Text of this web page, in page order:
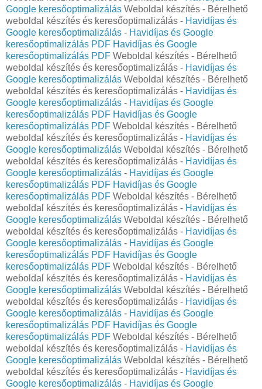
Google keresőoptimalizálás Weboldal készítés - Bérelhető
weboldal készítés és keresőoptimalizálás - Havidíjas és
Google keresőoptimalizálás - Havidíjas és Google
keresőoptimalizálás PDF Havidíjas és Google
keresőoptimalizálás PDF Weboldal készítés - Bérelhető
weboldal készítés és keresőoptimalizálás - Havidíjas és
Google keresőoptimalizálás Weboldal készítés - Bérelhető
weboldal készítés és keresőoptimalizálás - Havidíjas és
Google keresőoptimalizálás - Havidíjas és Google
keresőoptimalizálás PDF Havidíjas és Google
keresőoptimalizálás PDF Weboldal készítés - Bérelhető
weboldal készítés és keresőoptimalizálás - Havidíjas és
Google keresőoptimalizálás Weboldal készítés - Bérelhető
weboldal készítés és keresőoptimalizálás - Havidíjas és
Google keresőoptimalizálás - Havidíjas és Google
keresőoptimalizálás PDF Havidíjas és Google
keresőoptimalizálás PDF Weboldal készítés - Bérelhető
weboldal készítés és keresőoptimalizálás - Havidíjas és
Google keresőoptimalizálás Weboldal készítés - Bérelhető
weboldal készítés és keresőoptimalizálás - Havidíjas és
Google keresőoptimalizálás - Havidíjas és Google
keresőoptimalizálás PDF Havidíjas és Google
keresőoptimalizálás PDF Weboldal készítés - Bérelhető
weboldal készítés és keresőoptimalizálás - Havidíjas és
Google keresőoptimalizálás Weboldal készítés - Bérelhető
weboldal készítés és keresőoptimalizálás - Havidíjas és
Google keresőoptimalizálás - Havidíjas és Google
keresőoptimalizálás PDF Havidíjas és Google
keresőoptimalizálás PDF Weboldal készítés - Bérelhető
weboldal készítés és keresőoptimalizálás - Havidíjas és
Google keresőoptimalizálás Weboldal készítés - Bérelhető
weboldal készítés és keresőoptimalizálás - Havidíjas és
Google keresőoptimalizálás - Havidíjas és Google